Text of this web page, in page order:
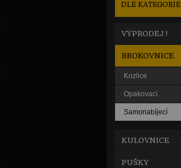
DLE KATEGORIE
VÝPRODEJ !
BROKOVNICE
Kozlice
Opakovací
Samonabíjecí
KULOVNICE
PUŠKY